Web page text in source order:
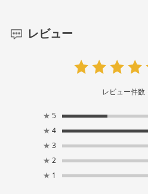
レビュー
レビュー件数
★ 5
★ 4
★ 3
★ 2
★ 1